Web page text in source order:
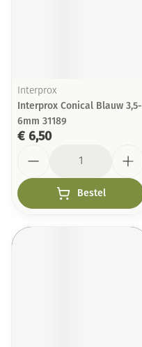
Interprox
Interprox Conical Blauw 3,5-
6mm 31189
€ 6,50
Bestel